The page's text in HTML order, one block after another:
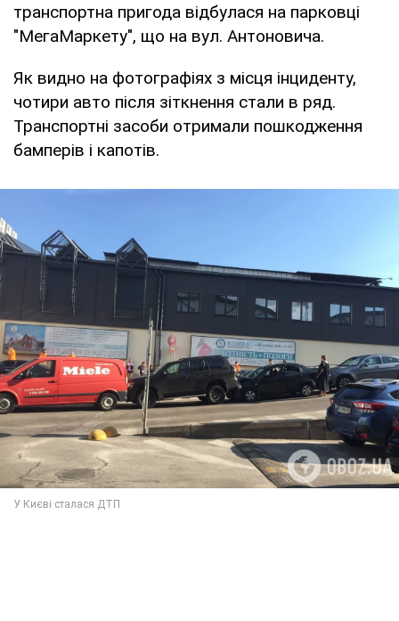
транспортна пригода відбулася на парковці
"МегаМаркету", що на вул. Антоновича.
Як видно на фотографіях з місця інциденту,
чотири авто після зіткнення стали в ряд.
Транспортні засоби отримали пошкодження
бамперів і капотів.